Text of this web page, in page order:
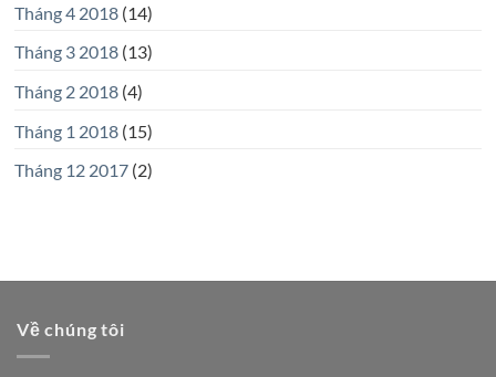
Tháng 4 2018(14)
Tháng 3 2018(13)
Tháng 2 2018(4)
Tháng 1 2018(15)
Tháng 12 2017(2)
Về chúng tôi